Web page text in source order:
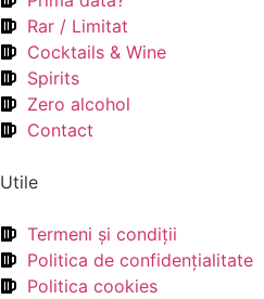
Rar / Limitat
Cocktails & Wine
Spirits
Zero alcohol
Contact
Utile
Termeni şi condiţii
Politica de confidenţialitate
Politica cookies